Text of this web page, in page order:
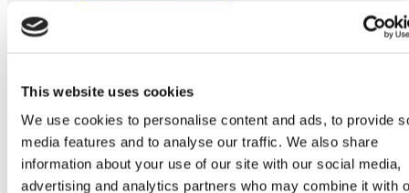
This website uses cookies
We use cookies to personalise content and ads, to provide
media features and to analyse our traffic. We also share
information about your use of our site with our social media,
advertising and analytics partners who may combine it with
Stal benodigdheden
Ambic onderdelen
stalartikelen
Skelex
Home
Melkmachine